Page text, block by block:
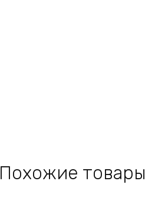
Похожие товары